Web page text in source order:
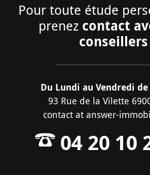
Pour toute étude
prenez contact
conseillers
Du Lundi au Vendredi de
93 Rue de la Vilette
contact at answer-
04 20 10